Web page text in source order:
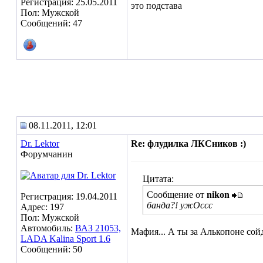
Регистрация: 25.05.2011
Пол: Мужской
Сообщений: 47
это подстава
08.11.2011, 12:01
Dr. Lektor
Форумчанин
Регистрация: 19.04.2011
Адрес: 197
Пол: Мужской
Автомобиль: ВАЗ 21053,
LADA Kalina Sport 1.6
Сообщений: 50
Re: флудилка ЛКСников :)
Цитата:
Сообщение от nikon
банда?! ужОссс
Мафия... А ты за Алькопоне